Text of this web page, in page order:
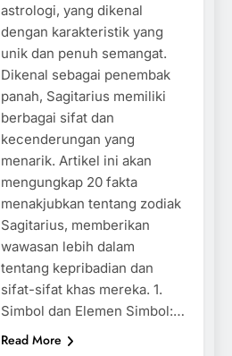
astrologi, yang dikenal
dengan karakteristik yang
unik dan penuh semangat.
Dikenal sebagai penembak
panah, Sagitarius memiliki
berbagai sifat dan
kecenderungan yang
menarik. Artikel ini akan
mengungkap 20 fakta
menakjubkan tentang zodiak
Sagitarius, memberikan
wawasan lebih dalam
tentang kepribadian dan
sifat-sifat khas mereka. 1.
Simbol dan Elemen Simbol:…
Read More